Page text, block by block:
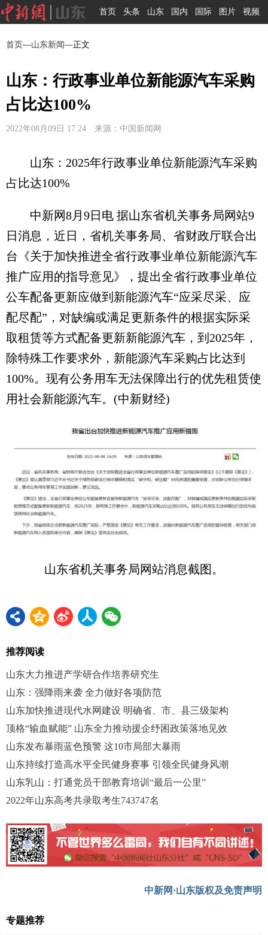
首页 头条 山东 国内 国际 图片 视频
首页—山东新闻—正文
山东：行政事业单位新能源汽车采购
占比达100%
2022年08月09日 17:24 来源：中国新闻网
山东：2025年行政事业单位新能源汽车采购
占比达100%
中新网8月9日电 据山东省机关事务局网站9
日消息，近日，省机关事务局、省财政厅联合出
台《关于加快推进全省行政事业单位新能源汽车
推广应用的指导意见》，提出全省行政事业单位
公车配备更新应做到新能源汽车“应采尽采、应
配尽配”，对缺编或满足更新条件的根据实际采
取租赁等方式配备更新新能源汽车，到2025年，
除特殊工作要求外，新能源汽车采购占比达到
100%。现有公务用车无法保障出行的优先租赁使
用社会新能源汽车。(中新财经)
山东省机关事务局网站消息截图。
推荐阅读
山东大力推进产学研合作培养研究生
山东：强降雨来袭 全力做好各项防范
山东加快推进现代水网建设 明确省、市、县三级架构
顶格“输血赋能” 山东全力推动援企纾困政策落地见效
山东发布暴雨蓝色预警 这10市局部大暴雨
山东持续打造高水平全民健身赛事 引领全民健身风潮
山东乳山：打通党员干部教育培训“最后一公里”
2022年山东高考共录取考生743747名
中新网·山东版权及免责声明
专题推荐